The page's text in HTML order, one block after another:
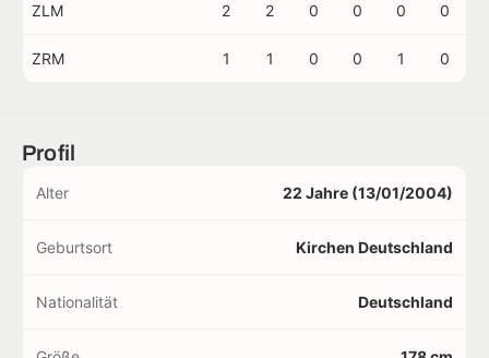
ZLM 2 2 0 0 0 0
ZRM 1 1 0 0 1 0
Profil
Alter 22 Jahre (13/01/2004)
Geburtsort Kirchen Deutschland
Nationalität Deutschland